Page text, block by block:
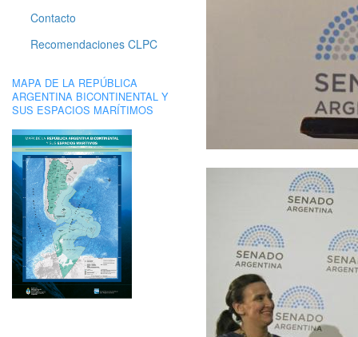
Contacto
Recomendaciones CLPC
MAPA DE LA REPÚBLICA
ARGENTINA BICONTINENTAL Y
SUS ESPACIOS MARÍTIMOS